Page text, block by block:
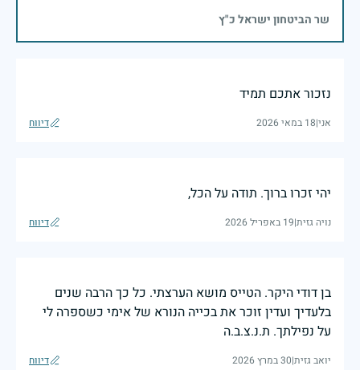
שר הביטחון ישראל כ"ץ
נזכור אתכם תמיד
אני|18 במאי 2026 דיווח
יהי זכרו ברוך. תודה על הכל,
נויה גזית|19 באפריל 2026 דיווח
בן דודי היקר. הטייס מושא הערצתי. כל כך הרבה שנים
בלעדיך ועדין זוכר את בכייה הנורא של אימי כשספרה לי
על נפילתך. ת.נ.צ.ב.ה
יואב גזית|30 במרץ 2026 דיווח